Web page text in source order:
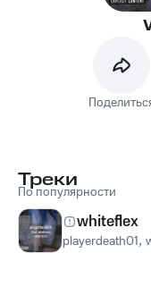
Треки
По популярности
whiteflex
playerdeath01,